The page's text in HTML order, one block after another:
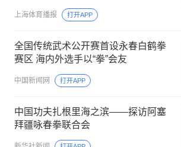
上海体育播报 打开APP
全国传统武术公开赛首设永春白鹤拳
赛区 海内外选手以“拳”会友
中国新闻网 打开APP
中国功夫扎根里海之滨——探访阿塞
拜疆咏春拳联合会